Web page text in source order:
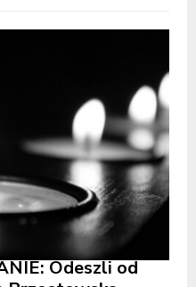
Odeszli od